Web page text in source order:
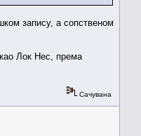
запису, а сопственом
Лок Нес, према
Сачувана